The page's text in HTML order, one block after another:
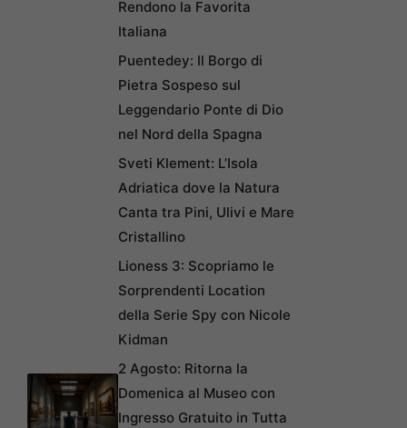
Rendono la Favorita
Italiana
Puentedey: Il Borgo di
Pietra Sospeso sul
Leggendario Ponte di Dio
nel Nord della Spagna
Sveti Klement: L’Isola
Adriatica dove la Natura
Canta tra Pini, Ulivi e Mare
Cristallino
Lioness 3: Scopriamo le
Sorprendenti Location
della Serie Spy con Nicole
Kidman
2 Agosto: Ritorna la
Domenica al Museo con
Ingresso Gratuito in Tutta